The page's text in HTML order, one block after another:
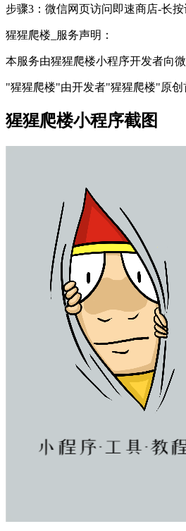
步骤3：微信网页访问即速商店-长
猩猩爬楼_服务声明：
本服务由猩猩爬楼小程序开发者向
"猩猩爬楼"由开发者"猩猩爬楼"原创
猩猩爬楼小程序截图